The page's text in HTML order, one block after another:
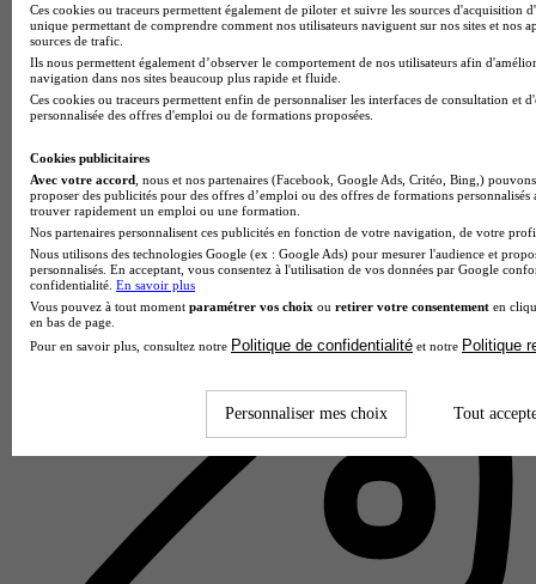
Vidal Formation
4.0
7 avis
Toulouse
Ces cookies ou traceurs permettent également de piloter et suivre les sources d'acquisition
unique permettant de comprendre comment nos utilisateurs naviguent sur nos sites et nos
sources de trafic.
Ils nous permettent également d’observer le comportement de nos utilisateurs afin
navigation dans nos sites beaucoup plus rapide et fluide.
Ces cookies ou traceurs permettent enfin de personnaliser les interfaces de consultation et
personnalisée des offres d'emploi ou de formations proposées.
Cookies publicitaires
Avec votre accord , nous et nos partenaires (Facebook, Google Ads, Critéo, Bing,)
proposer des publicités pour des offres d’emploi ou des offres de formations
trouver rapidement un emploi ou une formation.
Nos partenaires personnalisent ces publicités en fonction de votre navigation, de votre
Nous utilisons des technologies Google (ex : Google Ads) pour mesurer l'audience et
personnalisés. En acceptant, vous consentez à l'utilisation de vos données par Google
confidentialité. En savoir plus
Vous pouvez à tout moment paramétrer vos choix ou retirer votre consentement en
en bas de page.
Pour en savoir plus, consultez notre Politique de confidentialité et notre Politique
Personnaliser mes choix Tout